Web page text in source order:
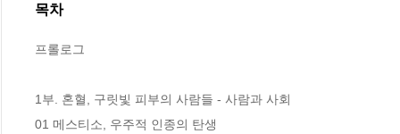
목차
프롤로그
1부. 혼혈, 구릿빛 피부의 사람들 - 사람과 사회
01 메스티소, 우주적 인종의 탄생